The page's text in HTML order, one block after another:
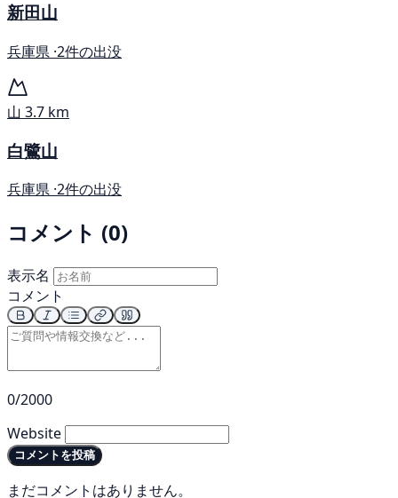
新田山
兵庫県 ·2件の出没
山 3.7 km
白鷺山
兵庫県 ·2件の出没
コメント (0)
表示名
コメント
0/2000
Website
コメントを投稿
まだコメントはありません。